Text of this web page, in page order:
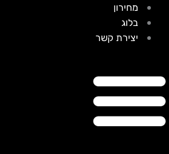
מחירון
בלוג
יצירת קשר